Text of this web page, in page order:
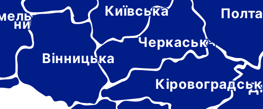
Черкаська
ницька
Київська
Вінницька